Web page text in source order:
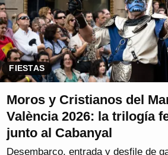
FIESTAS
Moros y Cristianos del
València 2026: la trilogía
junto al Cabanyal
Desembarco, entrada y desfile de